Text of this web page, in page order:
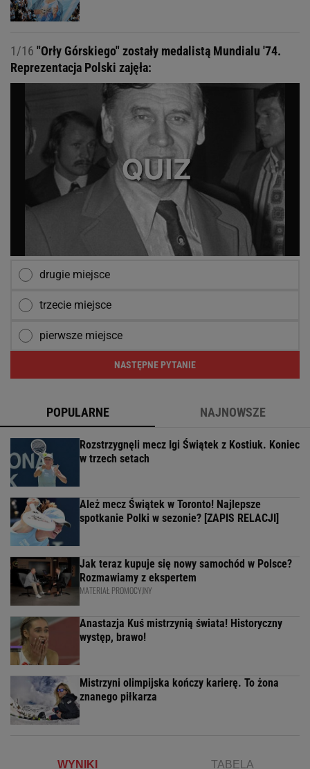
1/16 "Orły Górskiego" zostały medalistą Mundialu '74.
Reprezentacja Polski zajęła:
drugie miejsce
trzecie miejsce
pierwsze miejsce
NASTĘPNE PYTANIE
POPULARNE NAJNOWSZE
Rozstrzygnęli mecz Igi Świątek z Kostiuk. Koniec
w trzech setach
Ależ mecz Świątek w Toronto! Najlepsze
spotkanie Polki w sezonie? [ZAPIS RELACJI]
Jak teraz kupuje się nowy samochód w Polsce?
Rozmawiamy z ekspertem
MATERIAŁ PROMOCYJNY
Anastazja Kuś mistrzynią świata! Historyczny
występ, brawo!
Mistrzyni olimpijska kończy karierę. To żona
znanego piłkarza
WYNIKI TABELA